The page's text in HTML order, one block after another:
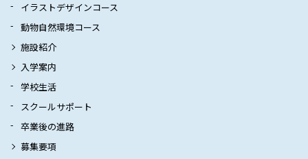
イラストデザインコース
動物自然環境コース
施設紹介
入学案内
学校生活
スクールサポート
卒業後の進路
募集要項